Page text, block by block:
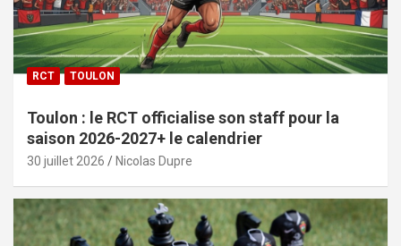
RCT TOULON
Toulon : le RCT officialise son staff pour la
saison 2026-2027+ le calendrier
30 juillet 2026 Nicolas Dupre